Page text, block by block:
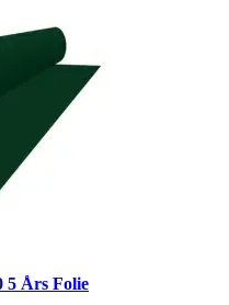
5 Års Folie